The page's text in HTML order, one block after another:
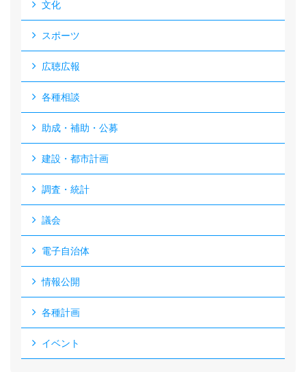
文化
スポーツ
広聴広報
各種相談
助成・補助・公募
建設・都市計画
調査・統計
議会
電子自治体
情報公開
各種計画
イベント